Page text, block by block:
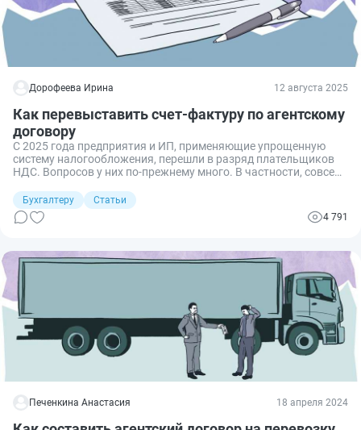
Дорофеева Ирина 12 августа 2025
Как перевыставить счет-фактуру по агентскому
договору
С 2025 года предприятия и ИП, применяющие упрощенную
систему налогообложения, перешли в разряд плательщиков
НДС. Вопросов у них по-прежнему много. В частности, совсем
фактуру, если агент действует от своего имени, но в интересах
и за счет принципала? Рассказываем.
Бухгалтеру
Статьи
4 791
Печенкина Анастасия 18 апреля 2024